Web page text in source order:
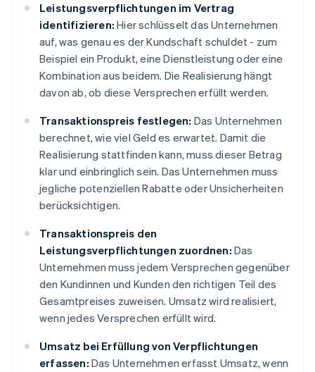
Leistungsverpflichtungen im Vertrag
identifizieren: Hier schlüsselt das Unternehmen
auf, was genau es der Kundschaft schuldet - zum
Beispiel ein Produkt, eine Dienstleistung oder eine
Kombination aus beidem. Die Realisierung hängt
davon ab, ob diese Versprechen erfüllt werden.
Transaktionspreis festlegen: Das Unternehmen
berechnet, wie viel Geld es erwartet. Damit die
Realisierung stattfinden kann, muss dieser Betrag
klar und einbringlich sein. Das Unternehmen muss
jegliche potenziellen Rabatte oder Unsicherheiten
berücksichtigen.
Transaktionspreis den
Leistungsverpflichtungen zuordnen: Das
Unternehmen muss jedem Versprechen gegenüber
den Kundinnen und Kunden den richtigen Teil des
Gesamtpreises zuweisen. Umsatz wird realisiert,
wenn jedes Versprechen erfüllt wird.
Umsatz bei Erfüllung von Verpflichtungen
erfassen: Das Unternehmen erfasst Umsatz, wenn